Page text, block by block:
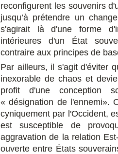
reconfigurent les souvenirs
jusqu’à prétendre un
s'agirait là d'une forme
intérieures d'un État
contraire aux principes de
Par ailleurs, il s'agit d'éviter
inexorable de chaos et
profit d'une conception
« désignation de l'ennemi».
cyniquement par l'Occident,
est susceptible de
aggravation de la relation
ouverte entre États